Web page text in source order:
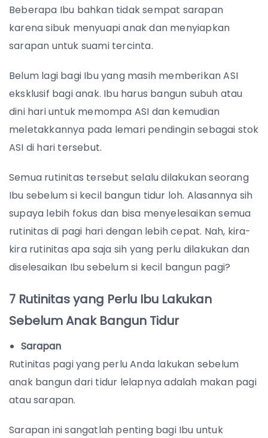
Beberapa Ibu bahkan tidak sempat sarapan
karena sibuk menyuapi anak dan menyiapkan
sarapan untuk suami tercinta.
Belum lagi bagi Ibu yang masih memberikan ASI
eksklusif bagi anak. Ibu harus bangun subuh atau
dini hari untuk memompa ASI dan kemudian
meletakkannya pada lemari pendingin sebagai stok
ASI di hari tersebut.
Semua rutinitas tersebut selalu dilakukan seorang
Ibu sebelum si kecil bangun tidur loh. Alasannya sih
supaya lebih fokus dan bisa menyelesaikan semua
rutinitas di pagi hari dengan lebih cepat. Nah, kira-
kira rutinitas apa saja sih yang perlu dilakukan dan
diselesaikan Ibu sebelum si kecil bangun pagi?
7 Rutinitas yang Perlu Ibu Lakukan
Sebelum Anak Bangun Tidur
Sarapan
Rutinitas pagi yang perlu Anda lakukan sebelum
anak bangun dari tidur lelapnya adalah makan pagi
atau sarapan.
Sarapan ini sangatlah penting bagi Ibu untuk